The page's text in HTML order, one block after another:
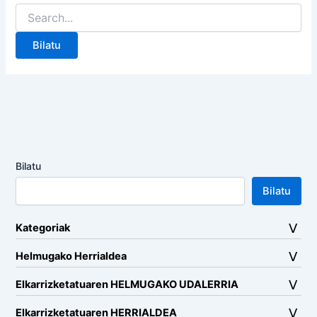
Search
for:
Bilatu
Bilatu
Kategoriak
Helmugako Herrialdea
Elkarrizketatuaren HELMUGAKO UDALERRIA
Elkarrizketatuaren HERRIALDEA